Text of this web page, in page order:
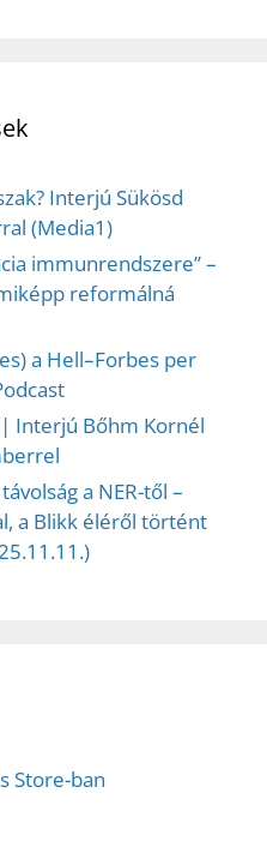
Interjú Sükösd
(Media1)
immunrendszere” –
reformálná
a Hell–Forbes per
Interjú Bőhm Kornél
a NER-től –
a Blikk éléről történt
Store-ban